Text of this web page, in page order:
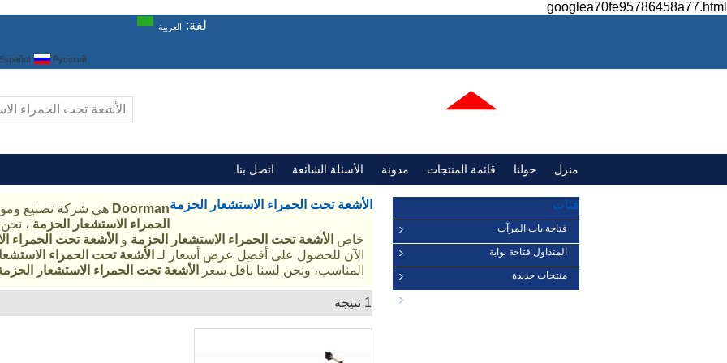
googlea70fe95786458a77.html
لغة: العربية
Русский
منزل حولنا قائمة المنتجات مدونة الأسئلة الشائعة اتصل بنا
فئات
فتاحة باب المرآب
المتداول فتاحة بوابة
منتجات جديدة
الأشعة تحت الحمراء الاستشعار الحزمةDoorman هي شركة تصنيع
الحمراء الاستشعار الحزمة ،
خاص الأشعة تحت الحمراء الاستشعار الحزمة و الأشعة تحت الحمراء
الآن للحصول على أفضل عرض أسعار لـ الأشعة تحت الحمراء
المناسب، ونحن لسنا بأقل سعر
الأشعة تحت الحمراء الاستشعار
1 نتيجة